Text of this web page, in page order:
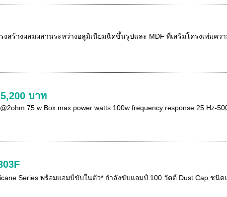
สร้างผสมผสานระหว่างอลูมิเนียมฉีดขึ้นรูปและ MDF ที่เสริมโครงเพ่มค
บาท
75 w Box max power watts 100w frequency response 25 Hz-
Series พร้อมแอมป์ขับในตัว* กำลังขับแอมป์ 100 วัตต์ Dust Cap ชนิด